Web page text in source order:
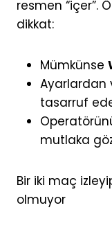
resmen “içer”.
dikkat:
Mümkünse
Ayarlardan
tasarruf
mutlaka
Bir iki maç
olmuyor